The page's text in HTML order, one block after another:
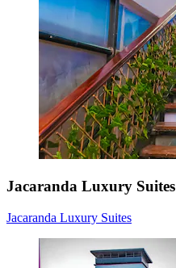
Jacaranda Luxury Suites
Jacaranda Luxury Suites